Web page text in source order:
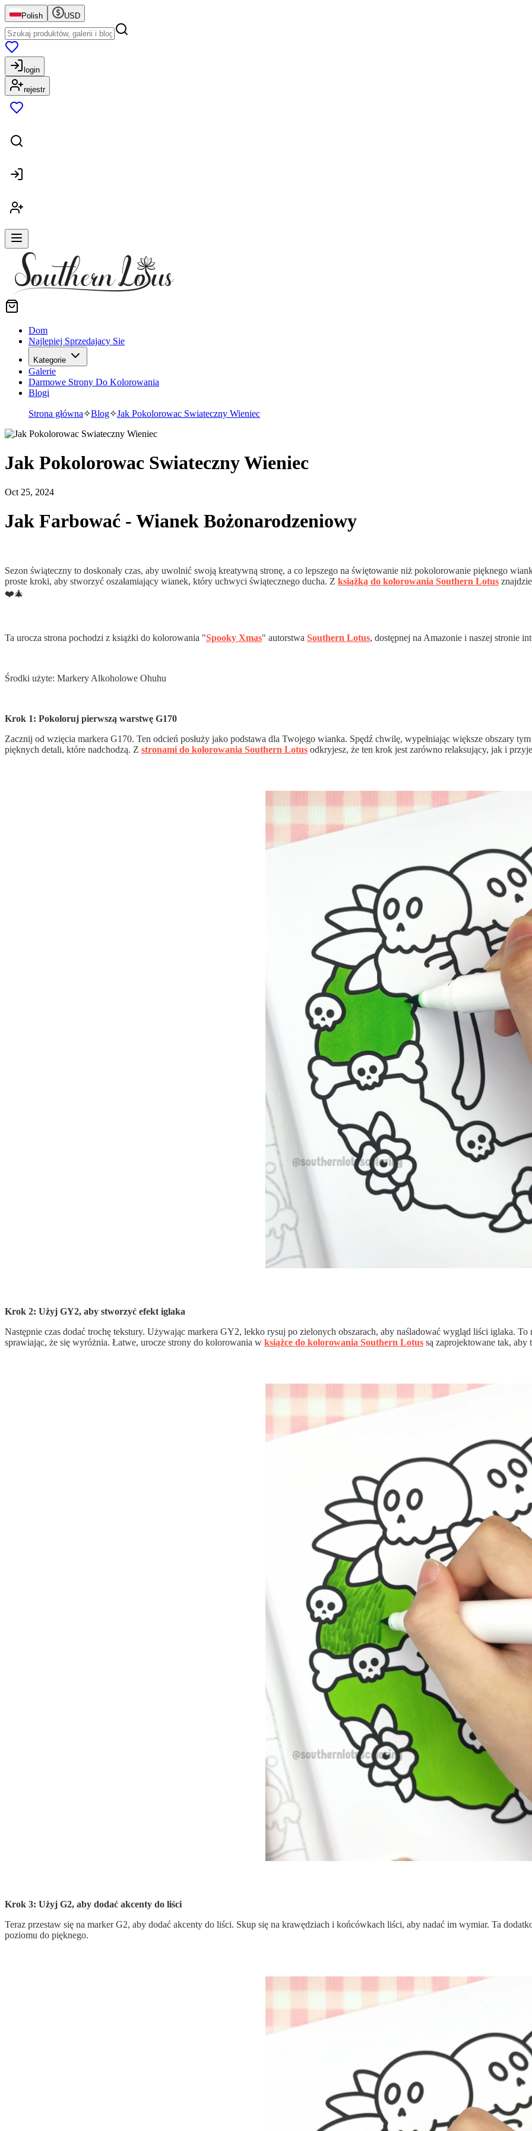
Polish USD
login
rejestr
Dom
Najlepiej Sprzedajacy Sie
Kategorie
Galerie
Darmowe Strony Do Kolorowania
Blogi
Strona główna✧Blog✧Jak Pokolorowac Swiateczny Wieniec
Jak Pokolorowac Swiateczny Wieniec
Oct 25, 2024
Jak Farbować - Wianek Bożonarodzeniowy
Sezon świąteczny to doskonały czas, aby uwolnić swoją kreatywną stronę, a co lepszego na świętowanie niż pokolorowanie pięknego
proste kroki, aby stworzyć oszałamiający wianek, który uchwyci świątecznego ducha. Z książką do kolorowania Southern Lotus
❤️🎄
Ta urocza strona pochodzi z książki do kolorowania "Spooky Xmas" autorstwa Southern Lotus, dostępnej na Amazonie i naszej stronie
Środki użyte: Markery Alkoholowe Ohuhu
Krok 1: Pokoloruj pierwszą warstwę G170
Zacznij od wzięcia markera G170. Ten odcień posłuży jako podstawa dla Twojego wianka. Spędź chwilę, wypełniając większe obszary
pięknych detali, które nadchodzą. Z stronami do kolorowania Southern Lotus odkryjesz, że ten krok jest zarówno relaksujący, jak i
Krok 2: Użyj GY2, aby stworzyć efekt iglaka
Następnie czas dodać trochę tekstury. Używając markera GY2, lekko rysuj po zielonych obszarach, aby naśladować wygląd liści iglaka.
sprawiając, że się wyróżnia. Łatwe, urocze strony do kolorowania w książce do kolorowania Southern Lotus są zaprojektowane tak, aby
Krok 3: Użyj G2, aby dodać akcenty do liści
Teraz przestaw się na marker G2, aby dodać akcenty do liści. Skup się na krawędziach i końcówkach liści, aby nadać im wymiar. Ta
poziomu do pięknego.